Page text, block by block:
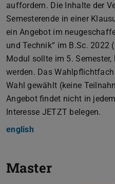
auffordern. Die Inhalte der
Semesterende in einer
ein Angebot im
und Technik“ im B.Sc. 2022
Modul sollte im 5.
werden. Das
Wahl gewählt (keine
Angebot findet nicht in
Interesse JETZT belegen.
english
Master